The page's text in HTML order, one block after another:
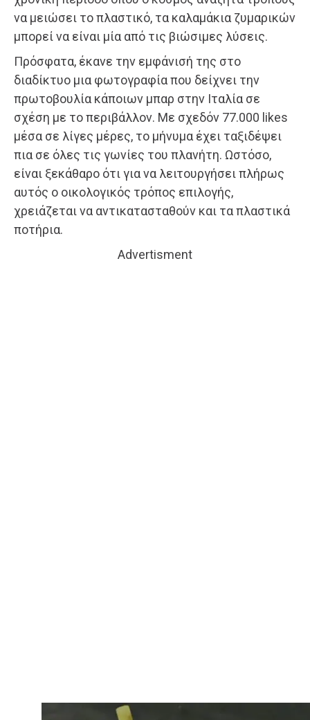
να μειώσει το πλαστικό, τα καλαμάκια ζυμαρικών
μπορεί να είναι μία από τις βιώσιμες λύσεις.
Πρόσφατα, έκανε την εμφάνισή της στο
διαδίκτυο μια φωτογραφία που δείχνει την
πρωτοβουλία κάποιων μπαρ στην Ιταλία σε
σχέση με το περιβάλλον. Με σχεδόν 77.000 likes
μέσα σε λίγες μέρες, το μήνυμα έχει ταξιδέψει
πια σε όλες τις γωνίες του πλανήτη. Ωστόσο,
είναι ξεκάθαρο ότι για να λειτουργήσει πλήρως
αυτός ο οικολογικός τρόπος επιλογής,
χρειάζεται να αντικατασταθούν και τα πλαστικά
ποτήρια.
Advertisment